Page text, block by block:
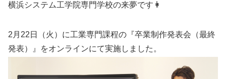
横浜システム工学院専門学校の来夢です👩
2月22日（火）に工業専門課程の『卒業制作発表会（最終
発表）』をオンラインにて実施しました。